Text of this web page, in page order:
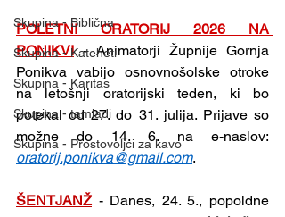
Skupina - Biblična
Skupina - Kateheti
Skupina - Karitas
Skupina - tamladi
Skupina - Prostovoljci za kavo
POLETNI ORATORIJ 2026 NA
PONIKVI - Animatorji Župnije Gornja
Ponikva vabijo osnovnošolske otroke
na letošnji oratorijski teden, ki bo
potekal od 27. do 31. julija. Prijave so
oratorij.ponikva@gmail.com.
ŠENTJANŽ - Danes, 24. 5., popoldne